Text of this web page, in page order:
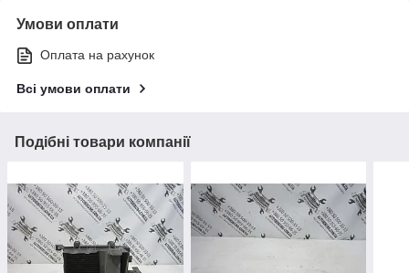
Умови оплати
Оплата на рахунок
Всі умови оплати
Подібні товари компанії